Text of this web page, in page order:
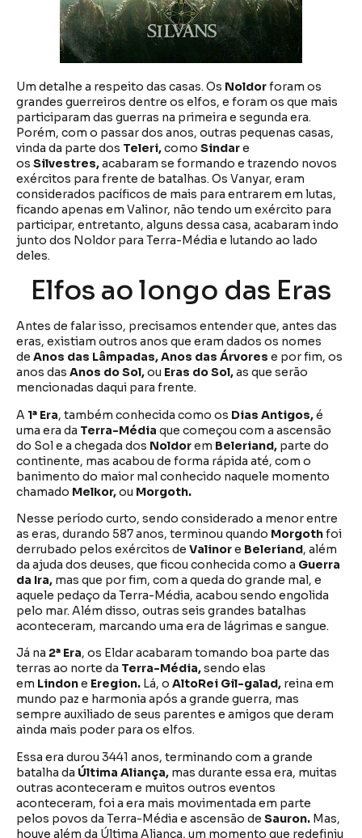
Um detalhe a respeito das casas. Os Noldorforam os
grandes guerreiros dentre os elfos, e foram os que mais
participaram das guerras na primeira e segunda era.
Porém, com o passar dos anos, outras pequenas casas,
vinda da parte dos Teleri,como Sindare
os Silvestres,acabaram se formando e trazendo novos
exércitos para frente de batalhas. Os Vanyar, eram
considerados pacíficos de mais para entrarem em lutas,
ficando apenas em Valinor, não tendo um exército para
participar, entretanto, alguns dessa casa, acabaram indo
junto dos Noldor para Terra-Média e lutando ao lado
deles.
Elfos ao longo das Eras
Antes de falar isso, precisamos entender que, antes das
eras, existiam outros anos que eram dados os nomes
de Anos das Lâmpadas, Anos das Árvores e por fim, os
anos das Anos do Sol,ou Eras do Sol,as que serão
mencionadas daqui para frente.
A 1ª Era, também conhecida como os Dias Antigos,é
uma era da Terra-Média que começou com a ascensão
do Sol e a chegada dos Noldorem Beleriand, parte do
continente, mas acabou de forma rápida até, com o
banimento do maior mal conhecido naquele momento
chamado Melkor,ou Morgoth.
Nesse período curto, sendo considerado a menor entre
as eras, durando 587 anos, terminou quando Morgothfoi
derrubado pelos exércitos de Valinore Beleriand, além
da ajuda dos deuses, que ficou conhecida como a Guerra
da Ira, mas que por fim, com a queda do grande mal, e
aquele pedaço da Terra-Média, acabou sendo engolida
pelo mar. Além disso, outras seis grandes batalhas
aconteceram, marcando uma era de lágrimas e sangue.
Já na 2ª Era, os Eldar acabaram tomando boa parte das
terras ao norte da Terra-Média,sendo elas
em Lindone Eregion. Lá, o AltoRei Gil-galad, reina em
mundo paz e harmonia após a grande guerra, mas
sempre auxiliado de seus parentes e amigos que deram
ainda mais poder para os elfos.
Essa era durou 3441 anos, terminando com a grande
batalha da Última Aliança, mas durante essa era, muitas
outras aconteceram e muitos outros eventos
aconteceram, foi a era mais movimentada em parte
pelos povos da Terra-Média e ascensão de Sauron. Mas,
houve além da Última Aliança, um momento que redefiniu